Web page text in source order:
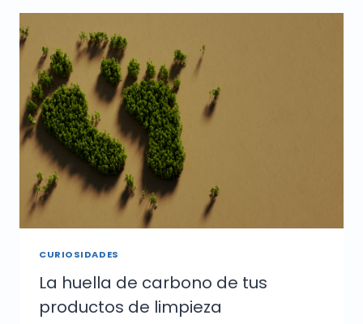
CURIOSIDADES
La huella de carbono de tus
productos de limpieza